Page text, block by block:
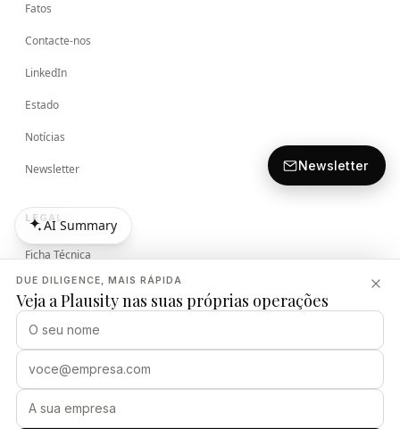
DUE DILIGENCE, MAIS RÁPIDA
Veja a Plausity nas suas próprias operações
Fatos
Contacte-nos
LinkedIn
Estado
Notícias
Newsletter
LEGAL
Ficha Técnica
Termos
Política de Segurança
AI Summary
AI Summary
Newsletter